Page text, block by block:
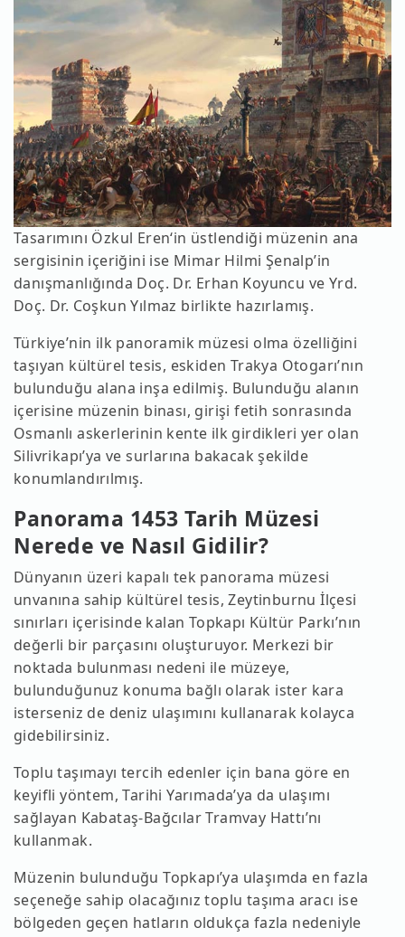
Tasarımını Özkul Eren‘in üstlendiği müzenin ana
sergisinin içeriğini ise Mimar Hilmi Şenalp’in
danışmanlığında Doç. Dr. Erhan Koyuncu ve Yrd.
Doç. Dr. Coşkun Yılmaz birlikte hazırlamış.
Türkiye’nin ilk panoramik müzesi olma özelliğini
taşıyan kültürel tesis, eskiden Trakya Otogarı’nın
bulunduğu alana inşa edilmiş. Bulunduğu alanın
içerisine müzenin binası, girişi fetih sonrasında
Osmanlı askerlerinin kente ilk girdikleri yer olan
Silivrikapı’ya ve surlarına bakacak şekilde
konumlandırılmış.
Panorama 1453 Tarih Müzesi
Nerede ve Nasıl Gidilir?
Dünyanın üzeri kapalı tek panorama müzesi
unvanına sahip kültürel tesis, Zeytinburnu İlçesi
sınırları içerisinde kalan Topkapı Kültür Parkı’nın
değerli bir parçasını oluşturuyor. Merkezi bir
noktada bulunması nedeni ile müzeye,
bulunduğunuz konuma bağlı olarak ister kara
isterseniz de deniz ulaşımını kullanarak kolayca
gidebilirsiniz.
Toplu taşımayı tercih edenler için bana göre en
keyifli yöntem, Tarihi Yarımada’ya da ulaşımı
sağlayan Kabataş-Bağcılar Tramvay Hattı’nı
kullanmak.
Müzenin bulunduğu Topkapı’ya ulaşımda en fazla
seçeneğe sahip olacağınız toplu taşıma aracı ise
bölgeden geçen hatların oldukça fazla nedeniyle